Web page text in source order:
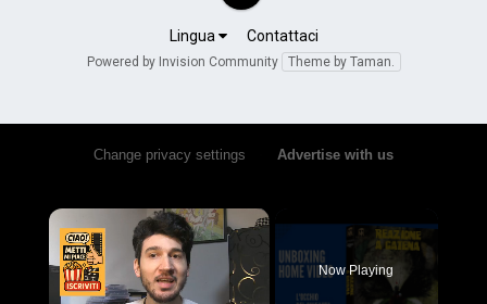
Lingua Contattaci
Powered by Invision Community Theme by Taman.
Change privacy settings Advertise with us
×
Now Playing